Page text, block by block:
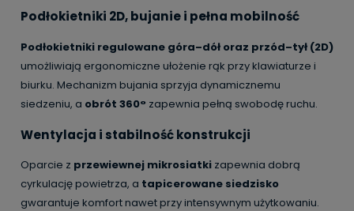
Podłokietniki 2D, bujanie i pełna mobilność
Podłokietniki regulowane góra–dół oraz przód–tył (2D)
umożliwiają ergonomiczne ułożenie rąk przy klawiaturze i
biurku. Mechanizm bujania sprzyja dynamicznemu
siedzeniu, a obrót 360° zapewnia pełną swobodę ruchu.
Wentylacja i stabilność konstrukcji
Oparcie z przewiewnej mikrosiatki zapewnia dobrą
cyrkulację powietrza, a tapicerowane siedzisko
gwarantuje komfort nawet przy intensywnym użytkowaniu.